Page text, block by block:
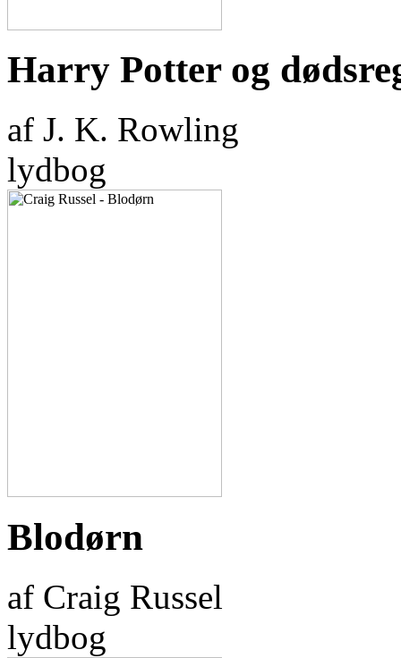
Harry Potter og
af J. K. Rowling
lydbog
Blodørn
af Craig Russel
lydbog